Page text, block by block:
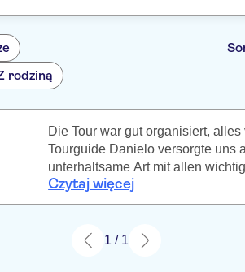
rodziną
Die Tour war gut organisiert,
Tourguide Danielo versorgte uns
unterhaltsame Art mit allen
Czytaj więcej
1 / 1